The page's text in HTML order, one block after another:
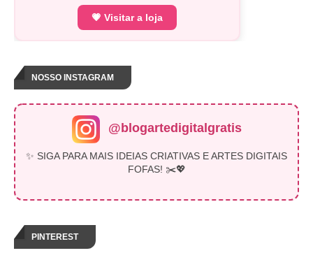
💗 Visitar a loja
NOSSO INSTAGRAM
@blogartedigitalgratis
✨ SIGA PARA MAIS IDEIAS CRIATIVAS E ARTES DIGITAIS
FOFAS! ✂️💖
PINTEREST